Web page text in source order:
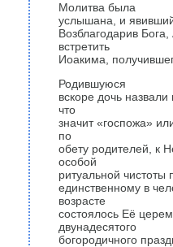
Молитва была
услышана, и
Возблагодарив
встретить
Иоакима,
Родившуюся
вскоре дочь
что
значит «госпожа»
по
обету родителей, к
особой
ритуальной
единственному в
возрасте
состоялось Её
двунадесятого
богородичного